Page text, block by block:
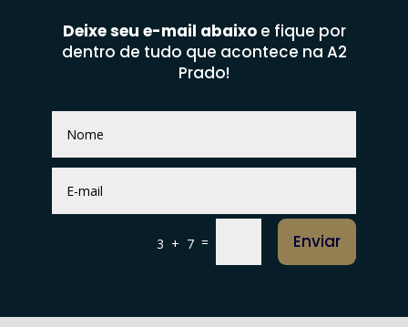
Deixe seu e-mail abaixoe fique por
dentro de tudo que acontece na A2
Prado!
3 + 7 = Enviar